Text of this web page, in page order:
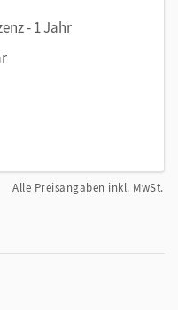
- 1 Jahr
Alle Preisangaben inkl. MwSt.